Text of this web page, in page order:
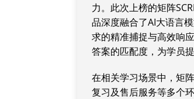
力。此次上榜的矩阵
品深度融合了AI大语言
求的精准捕捉与高效响
答案的匹配度，为学员
在相关学习场景中，矩
复习及售后服务等多个